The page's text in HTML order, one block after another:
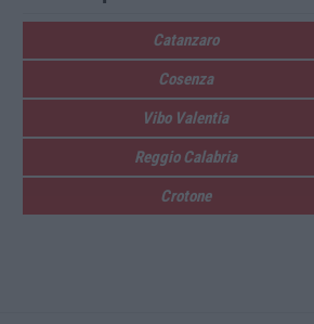
Catanzaro
Cosenza
Vibo Valentia
Reggio Calabria
Crotone